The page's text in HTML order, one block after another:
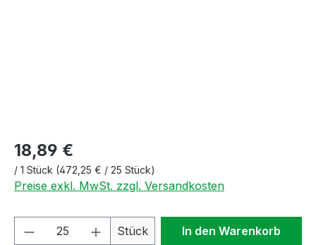
18,89 €
/ 1 Stück (472,25 € / 25 Stück)
Preise exkl. MwSt. zzgl. Versandkosten
Produkt Anzahl: Gib den
Stück In den Warenkorb